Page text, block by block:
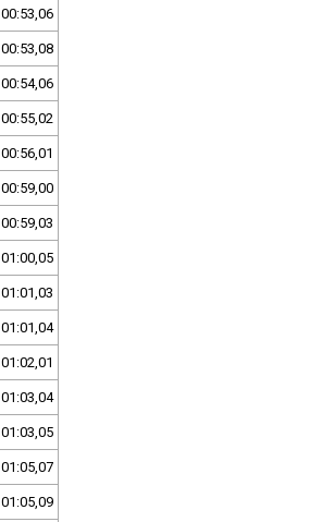
00:53,06
00:53,08
00:54,06
00:55,02
00:56,01
00:59,00
00:59,03
01:00,05
01:01,03
01:01,04
01:02,01
01:03,04
01:03,05
01:05,07
01:05,09